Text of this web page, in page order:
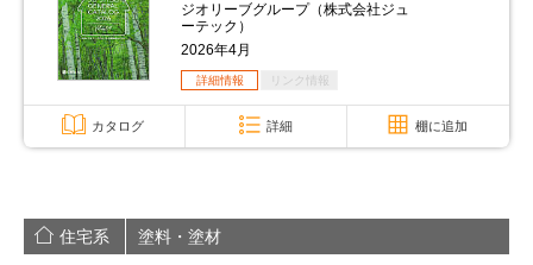
ジオリーブグループ（株式会社ジュ
ーテック）
2026年4月
詳細情報 リンク情報
カタログ 詳細 棚に追加
住宅系 塗料・塗材